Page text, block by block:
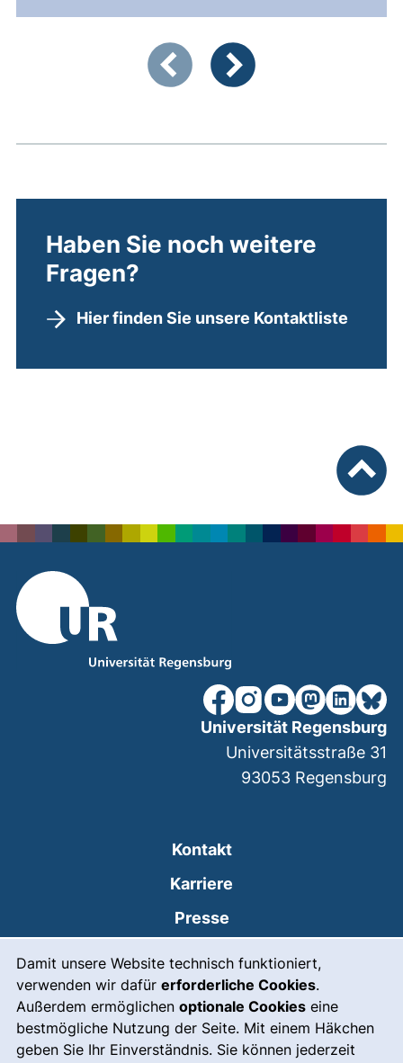
Damit unsere Website technisch funktioniert,
verwenden wir dafür erforderliche Cookies.
Außerdem ermöglichen optionale Cookies eine
bestmögliche Nutzung der Seite. Mit einem Häkchen
geben Sie Ihr Einverständnis. Sie können jederzeit
Zeigt Folie 1 von 3
Haben Sie noch weitere
Fragen?
Hier finden Sie unsere Kontaktliste
unsere Facebook-Seite
unsere Instagram-
unsere YouTube-
unsereunsere
Kontakt
Karriere
Presse
Leichte Sprache
Gebärdensprache
Notfall(externer Link, öffnet
Universität Regensburg
Universitätsstraße 31
93053 Regensburg